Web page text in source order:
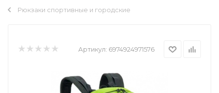
Рюкзаки спортивные и городские
Артикул: 6974924971576